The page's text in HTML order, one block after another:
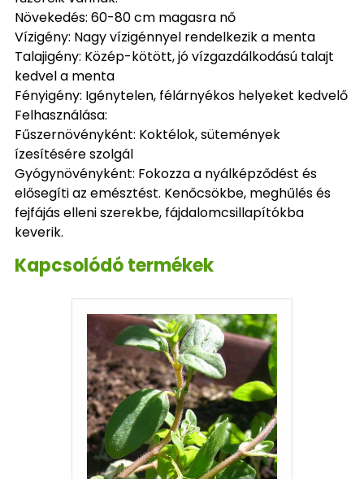
Növekedés: 60-80 cm magasra nő
Vízigény: Nagy vízigénnyel rendelkezik a menta
Talajigény: Közép-kötött, jó vízgazdálkodású talajt
kedvel a menta
Fényigény: Igénytelen, félárnyékos helyeket kedvelő
Felhasználása:
Fűszernövényként: Koktélok, sütemények
ízesítésére szolgál
Gyógynövényként: Fokozza a nyálképződést és
elősegíti az emésztést. Kenőcsökbe, meghűlés és
fejfájás elleni szerekbe, fájdalomcsillapítókba
keverik.
Kapcsolódó termékek